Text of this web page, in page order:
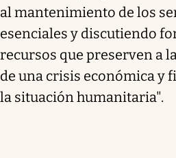
al mantenimiento de los
esenciales y discutiendo
recursos que preserven a
de una crisis económica y
la situación humanitaria".